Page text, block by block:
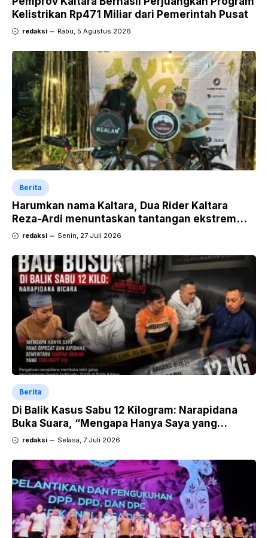
Kelistrikan Rp471 Miliar dari Pemerintah Pusat
redaksi Rabu, 5 Agustus 2026
Berita
Harumkan nama Kaltara, Dua Rider Kaltara
Reza-Ardi menuntaskan tantangan ekstrem
Audax Malang 300 KM
redaksi Senin, 27 Juli 2026
Berita
Di Balik Kasus Sabu 12 Kilogram: Narapidana
Buka Suara, “Mengapa Hanya Saya yang
Dipecat dan Dipidana?
redaksi Selasa, 7 Juli 2026